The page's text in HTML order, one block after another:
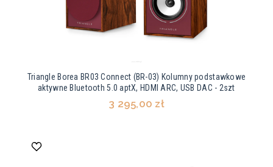
Triangle Borea BR03 Connect (BR-03) Kolumny podstawkowe
aktywne Bluetooth 5.0 aptX, HDMI ARC, USB DAC - 2szt
3 295,00 zł